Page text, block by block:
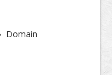
Domain